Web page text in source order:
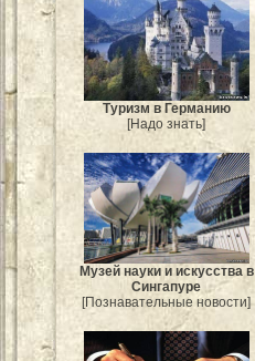
Туризм в Германию
[Надо знать]
Музей науки и искусства в
Сингапуре
[Познавательные новости]